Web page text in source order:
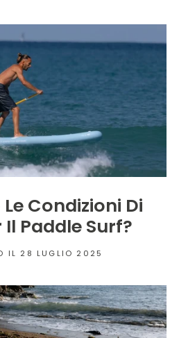
Condizioni Di
Paddle Surf?
IL 28 LUGLIO 2025